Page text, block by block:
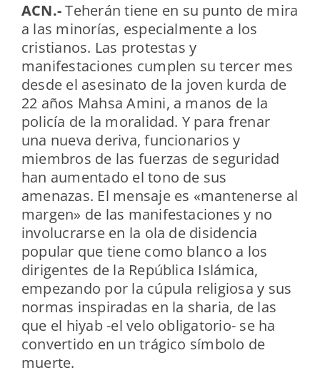
ACN.-Teherán tiene en su punto de mira
a las minorías, especialmente a los
cristianos. Las protestas y
manifestaciones cumplen su tercer mes
desde el asesinato de la joven kurda de
22 años Mahsa Amini, a manos de la
policía de la moralidad. Y para frenar
una nueva deriva, funcionarios y
miembros de las fuerzas de seguridad
han aumentado el tono de sus
amenazas. El mensaje es «mantenerse al
margen» de las manifestaciones y no
involucrarse en la ola de disidencia
popular que tiene como blanco a los
dirigentes de la República Islámica,
empezando por la cúpula religiosa y sus
normas inspiradas en la sharia, de las
que el hiyab -el velo obligatorio- se ha
convertido en un trágico símbolo de
muerte.